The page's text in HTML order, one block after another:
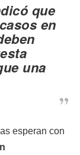
que
en
una
esperan con